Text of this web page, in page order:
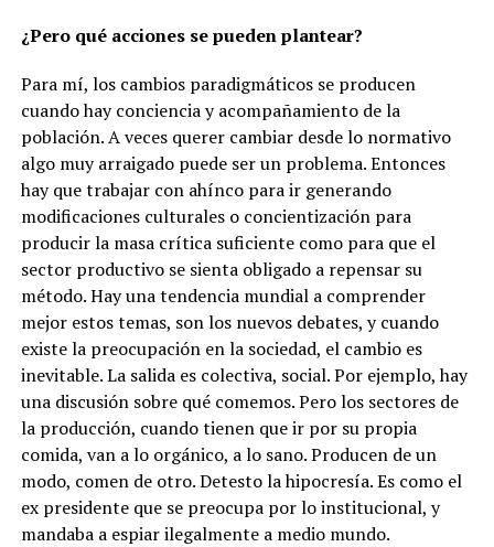
¿Pero qué acciones se pueden plantear?
Para mí, los cambios paradigmáticos se producen
cuando hay conciencia y acompañamiento de la
población. A veces querer cambiar desde lo normativo
algo muy arraigado puede ser un problema. Entonces
hay que trabajar con ahínco para ir generando
modificaciones culturales o concientización para
producir la masa crítica suficiente como para que el
sector productivo se sienta obligado a repensar su
método. Hay una tendencia mundial a comprender
mejor estos temas, son los nuevos debates, y cuando
existe la preocupación en la sociedad, el cambio es
inevitable. La salida es colectiva, social. Por ejemplo, hay
una discusión sobre qué comemos. Pero los sectores de
la producción, cuando tienen que ir por su propia
comida, van a lo orgánico, a lo sano. Producen de un
modo, comen de otro. Detesto la hipocresía. Es como el
ex presidente que se preocupa por lo institucional, y
mandaba a espiar ilegalmente a medio mundo.